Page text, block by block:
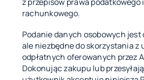
rachunkowego.
Podanie danych osobowych jest
ale niezbędne do skorzystania z
odpłatnych oferowanych przez
Dokonując zakupu lub